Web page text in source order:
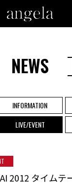
NEWS
INFORMATION
LIVE/EVENT
2012 タイムテ